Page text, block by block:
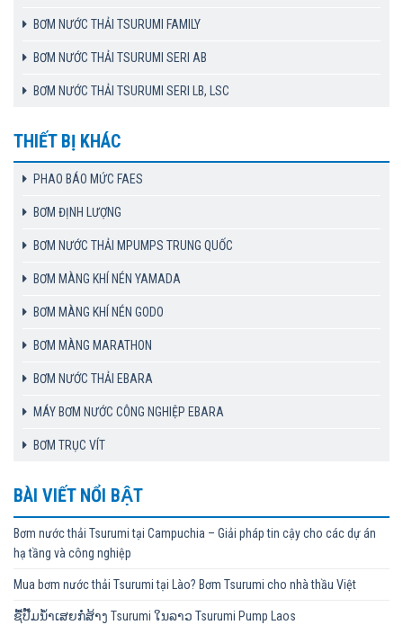
BƠM NƯỚC THẢI TSURUMI FAMILY
BƠM NƯỚC THẢI TSURUMI SERI AB
BƠM NƯỚC THẢI TSURUMI SERI LB, LSC
THIẾT BỊ KHÁC
PHAO BÁO MỨC FAES
BƠM ĐỊNH LƯỢNG
BƠM NƯỚC THẢI MPUMPS TRUNG QUỐC
BƠM MÀNG KHÍ NÉN YAMADA
BƠM MÀNG KHÍ NÉN GODO
BƠM MÀNG MARATHON
BƠM NƯỚC THẢI EBARA
MÁY BƠM NƯỚC CÔNG NGHIỆP EBARA
BƠM TRỤC VÍT
BÀI VIẾT NỔI BẬT
Bơm nước thải Tsurumi tại Campuchia – Giải pháp tin cậy cho các dự án
hạ tầng và công nghiệp
Mua bơm nước thải Tsurumi tại Lào? Bơm Tsurumi cho nhà thầu Việt
ຊື້ປັ໊ມນ້ຳເສຍກໍ່ສ້າງ Tsurumi ໃນລາວ Tsurumi Pump Laos